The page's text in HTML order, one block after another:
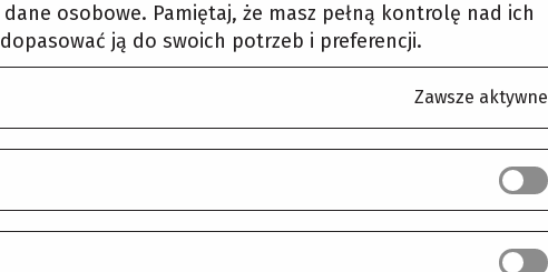
osobowe. Pamiętaj, że masz pełną kontrolę nad ich
ją do swoich potrzeb i preferencji.
Zawsze aktywne